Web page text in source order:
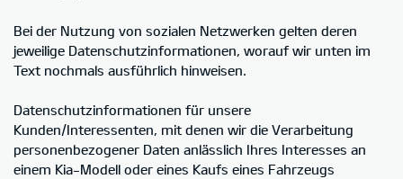
Bei der Nutzung von sozialen Netzwerken gelten deren
jeweilige Datenschutzinformationen, worauf wir unten im
Text nochmals ausführlich hinweisen.
Datenschutzinformationen für unsere
Kunden/Interessenten, mit denen wir die Verarbeitung
personenbezogener Daten anlässlich Ihres Interesses an
einem Kia-Modell oder eines Kaufs eines Fahrzeugs